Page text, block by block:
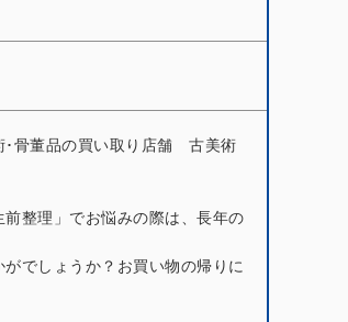
･骨董品の買い取り店舗 古美術
整理」でお悩みの際は、長年の
でしょうか？お買い物の帰りに